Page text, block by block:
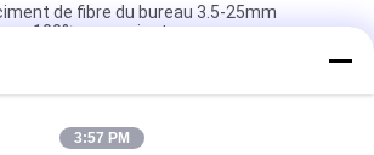
de fibre du bureau 3.5-25mm
100% non amiantes
de ciment du gris 4-30mm,
ciment de fibre de 2440mm
portatifs de ciment de fibre de 12mm
3:57 PM